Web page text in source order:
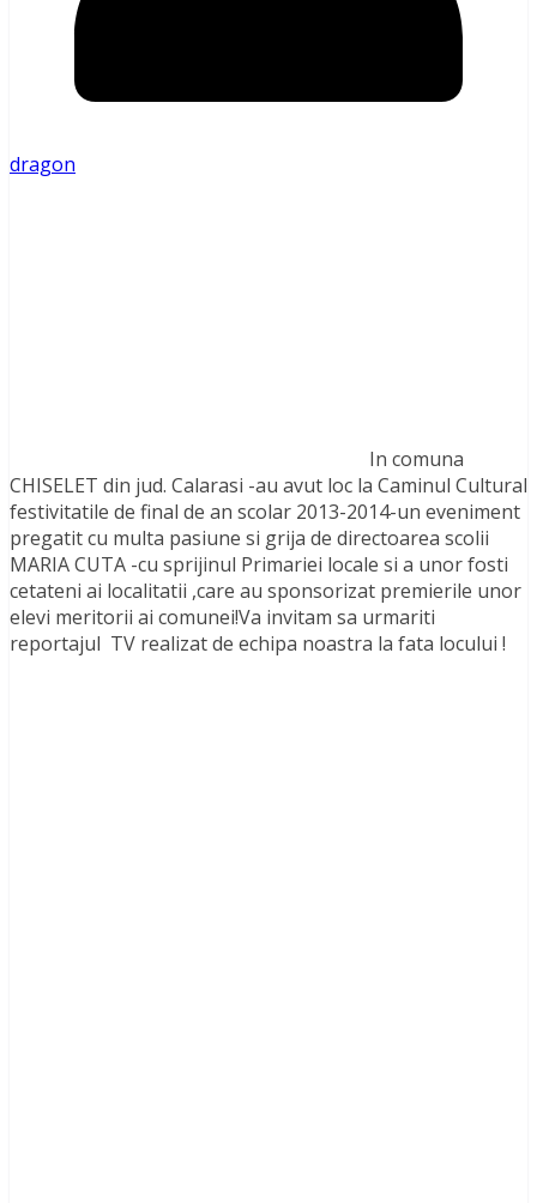
dragon
In comuna
CHISELET din jud. Calarasi -au avut loc la Caminul Cultural
festivitatile de final de an scolar 2013-2014-un eveniment
pregatit cu multa pasiune si grija de directoarea scolii
MARIA CUTA -cu sprijinul Primariei locale si a unor fosti
cetateni ai localitatii ,care au sponsorizat premierile unor
elevi meritorii ai comunei!Va invitam sa urmariti
reportajul TV realizat de echipa noastra la fata locului !